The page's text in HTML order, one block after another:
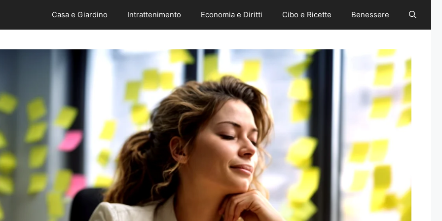
Casa e Giardino Intrattenimento Economia e Diritti Cibo e Ricette Benessere